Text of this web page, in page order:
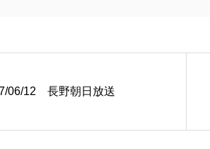
06/12 長野朝日放送